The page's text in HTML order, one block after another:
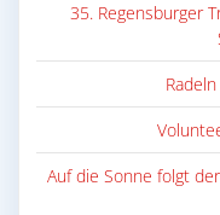
35. Regensburger
Auf die Sonne folgt